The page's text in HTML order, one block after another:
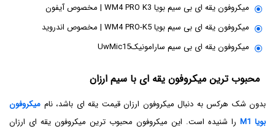
میکروفون یقه ای بی سیم بویا WM4 PRO K3 | مخصوص آیفون
میکروفون یقه ای بی سیم بویا WM4 PRO-K5 | مخصوص اندروید
میکروفون یقه ای بی سیم سارامونیکUwMic15
محبوب ترین میکروفون یقه ای با سیم ارزان
بدون شک هرکس به دنبال میکروفون ارزان قیمت یقه ای باشد، نام میکروفون
بویا M1
را شنیده است. این میکروفون محبوب ترین میکروفون یقه ای ارزان